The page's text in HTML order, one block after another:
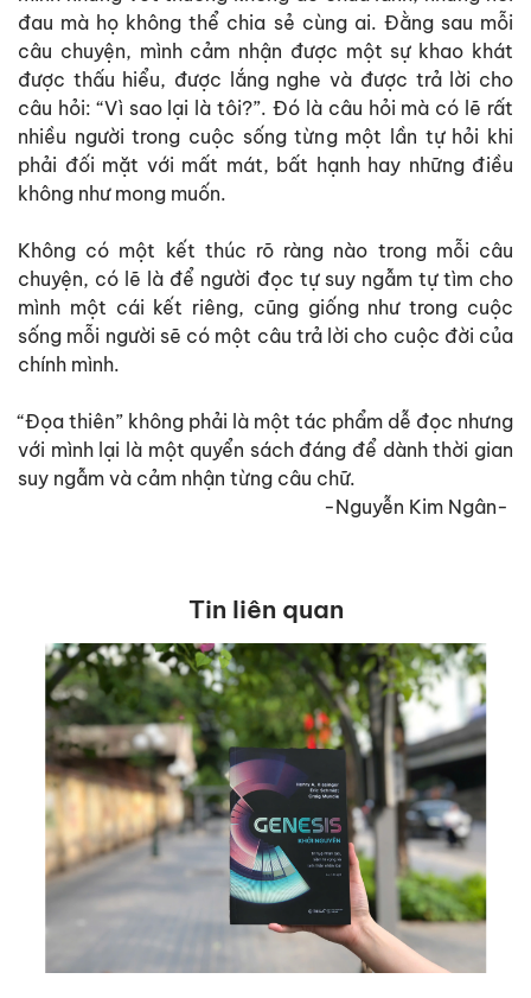
đau mà họ không thể chia sẻ cùng ai. Đằng sau mỗi
câu chuyện, mình cảm nhận được một sự khao khát
được thấu hiểu, được lắng nghe và được trả lời cho
câu hỏi: “Vì sao lại là tôi?”. Đó là câu hỏi mà có lẽ rất
nhiều người trong cuộc sống từng một lần tự hỏi khi
phải đối mặt với mất mát, bất hạnh hay những điều
không như mong muốn.
Không có một kết thúc rõ ràng nào trong mỗi câu
chuyện, có lẽ là để người đọc tự suy ngẫm tự tìm cho
mình một cái kết riêng, cũng giống như trong cuộc
sống mỗi người sẽ có một câu trả lời cho cuộc đời của
chính mình.
“Đọa thiên” không phải là một tác phẩm dễ đọc nhưng
với mình lại là một quyển sách đáng để dành thời gian
suy ngẫm và cảm nhận từng câu chữ.
-Nguyễn Kim Ngân-
Tin liên quan